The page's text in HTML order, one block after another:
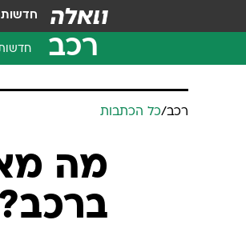
חדשות
רכב
רכב/כל הכתבות
מה